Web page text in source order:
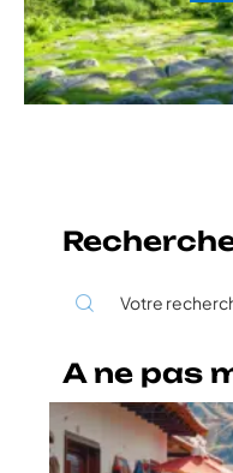
A ne pas